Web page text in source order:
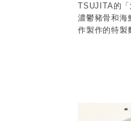
TSUJITA的
濃鬱豬骨和海
作製作的特製